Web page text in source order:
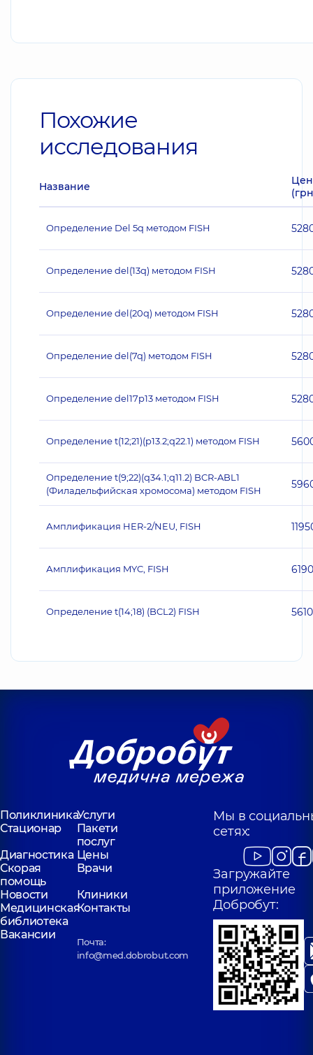
Похожие
исследования
Название
Определение Del 5q методом FISH
Определение del(13q) методом FISH
Определение del(20q) методом FISH
Определение del(7q) методом FISH
Определение del17p13 методом FISH
Определение t(12;21)(p13.2;q22.1) методом FISH
Определение t(9;22)(q34.1;q11.2) BCR-ABL1
(Филадельфийская хромосома) методом FISH
Амплификация HER‐2/NEU, FISH
Амплификация MYC, FISH 6190
Определение t(14;18) (BCL2) FISH 5610
ПоликлиникаУслуги
Стационар
Пакети
послуг
Диагностика Цены
Скорая
помощь
Врачи
Новости
Клиники
Медицинская
библиотека
Контакты
Вакансии
Почта:
info@med.dobrobut.com
Мы в
сетях:
Загружайте
приложение
Добробут: